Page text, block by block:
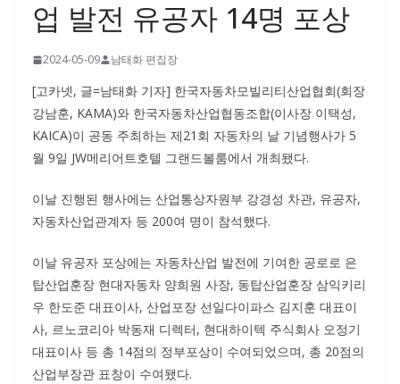
업 발전 유공자 14명 포상
2024-05-09 남태화 편집장
[고카넷, 글=남태화 기자] 한국자동차모빌리티산업협회(회장
강남훈, KAMA)와 한국자동차산업협동조합(이사장 이택성,
KAICA)이 공동 주최하는 제21회 자동차의 날 기념행사가 5
월 9일 JW메리어트호텔 그랜드볼룸에서 개최됐다.
이날 진행된 행사에는 산업통상자원부 강경성 차관, 유공자,
자동차산업관계자 등 200여 명이 참석했다.
이날 유공자 포상에는 자동차산업 발전에 기여한 공로로 은
탑산업훈장 현대자동차 양희원 사장, 동탑산업훈장 삼익키리
우 한도준 대표이사, 산업포장 선일다이파스 김지훈 대표이
사, 르노코리아 박동재 디렉터, 현대하이텍 주식회사 오정기
대표이사 등 총 14점의 정부포상이 수여되었으며, 총 20점의
산업부장관 표창이 수여됐다.